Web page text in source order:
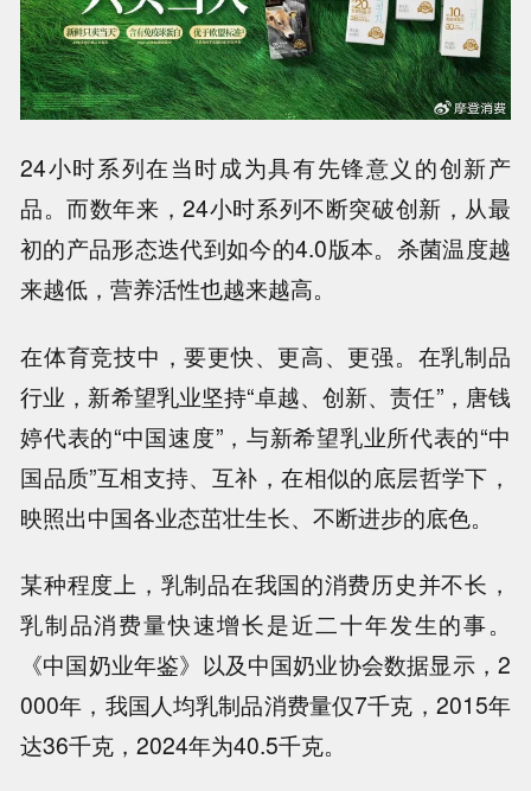
24小时系列在当时成为具有先锋意义的创新产
品。而数年来，24小时系列不断突破创新，从最
初的产品形态迭代到如今的4.0版本。杀菌温度越
来越低，营养活性也越来越高。
在体育竞技中，要更快、更高、更强。在乳制品
行业，新希望乳业坚持“卓越、创新、责任”，唐钱
婷代表的“中国速度”，与新希望乳业所代表的“中
国品质”互相支持、互补，在相似的底层哲学下，
映照出中国各业态茁壮生长、不断进步的底色。
某种程度上，乳制品在我国的消费历史并不长，
乳制品消费量快速增长是近二十年发生的事。
《中国奶业年鉴》以及中国奶业协会数据显示，2
000年，我国人均乳制品消费量仅7千克，2015年
达36千克，2024年为40.5千克。